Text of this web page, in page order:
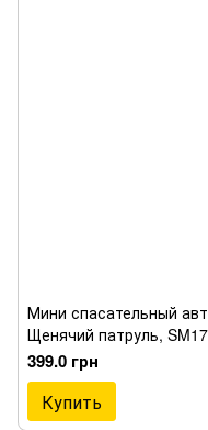
Мини спасательный
Щенячий патруль,
399.0 грн
Купить